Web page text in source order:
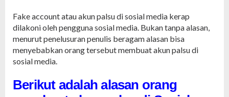
Fake account atau akun palsu di sosial media kerap
dilakoni oleh pengguna sosial media. Bukan tanpa alasan,
menurut penelusuran penulis beragam alasan bisa
menyebabkan orang tersebut membuat akun palsu di
sosial media.
Berikut adalah alasan orang